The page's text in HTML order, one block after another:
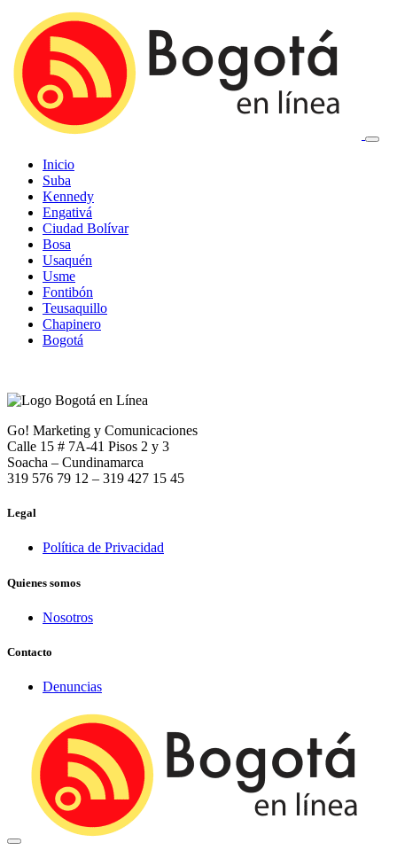
Inicio
Suba
Kennedy
Engativá
Ciudad Bolívar
Bosa
Usaquén
Usme
Fontibón
Teusaquillo
Chapinero
Bogotá
Go! Marketing y Comunicaciones
Calle 15 # 7A-41 Pisos 2 y 3
Soacha – Cundinamarca
319 576 79 12 – 319 427 15 45
Legal
Política de Privacidad
Quienes somos
Nosotros
Contacto
Denuncias